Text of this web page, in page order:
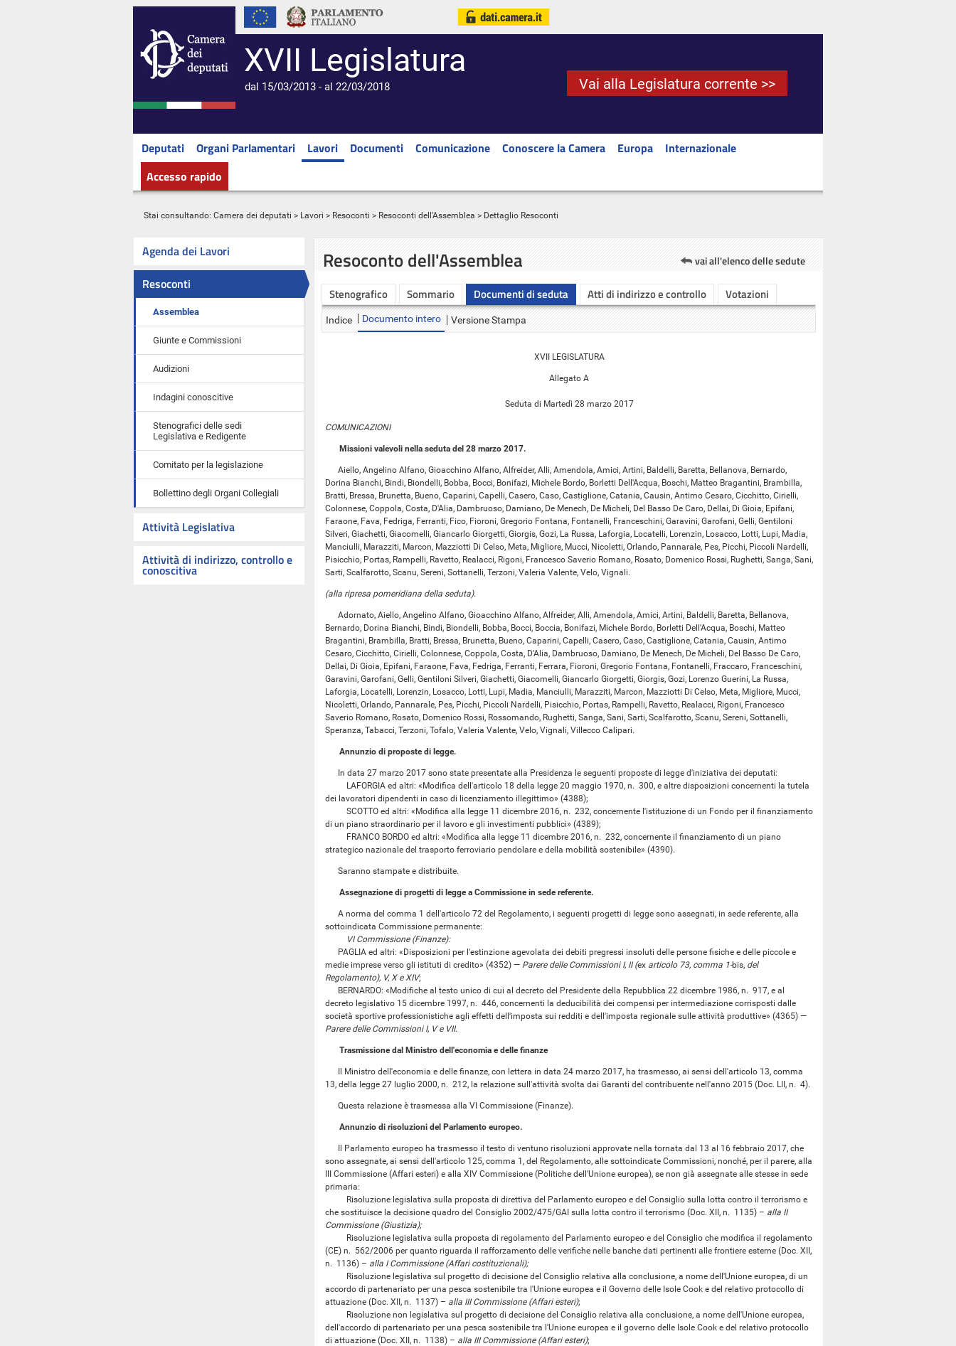
XVII Legislatura
dal 15/03/2013 - al 22/03/2018 Vai alla Legislatura corrente >>
Deputati Organi Parlamentari Lavori Documenti Comunicazione Conoscere la Camera Europa
Internazionale
Accesso rapido
Stai consultando: Camera dei deputati > Lavori > Resoconti > Resoconti dell'Assemblea > Dettaglio Resoconti
Agenda dei Lavori
Resoconti
Assemblea
Giunte e Commissioni
Audizioni
Indagini conoscitive
Stenografici delle sedi
Legislativa e Redigente
Comitato per la legislazione
Bollettino degli Organi Collegiali
Attività Legislativa
Attività di indirizzo, controllo e
conoscitiva
Resoconto dell'Assemblea vai all'elenco delle sedute
Stenografico Sommario Documenti di seduta Atti di indirizzo e controllo Votazioni
Indice Documento intero Versione Stampa
XVII LEGISLATURA
Allegato A
Seduta di Martedì 28 marzo 2017
COMUNICAZIONI
Missioni valevoli nella seduta del 28 marzo 2017.
Aiello, Angelino Alfano, Gioacchino Alfano, Alfreider, Alli, Amendola, Amici, Artini, Baldelli, Baretta, Bellanova, Bernardo,
Dorina Bianchi, Bindi, Biondelli, Bobba, Bocci, Bonifazi, Michele Bordo, Borletti Dell'Acqua, Boschi, Matteo Bragantini, Brambilla,
Bratti, Bressa, Brunetta, Bueno, Caparini, Capelli, Casero, Caso, Castiglione, Catania, Causin, Antimo Cesaro, Cicchitto, Cirielli,
Colonnese, Coppola, Costa, D'Alia, Dambruoso, Damiano, De Menech, De Micheli, Del Basso De Caro, Dellai, Di Gioia, Epifani,
Faraone, Fava, Fedriga, Ferranti, Fico, Fioroni, Gregorio Fontana, Fontanelli, Franceschini, Garavini, Garofani, Gelli, Gentiloni
Silveri, Giachetti, Giacomelli, Giancarlo Giorgetti, Giorgis, Gozi, La Russa, Laforgia, Locatelli, Lorenzin, Losacco, Lotti, Lupi, Madia,
Manciulli, Marazziti, Marcon, Mazziotti Di Celso, Meta, Migliore, Mucci, Nicoletti, Orlando, Pannarale, Pes, Picchi, Piccoli Nardelli,
Pisicchio, Portas, Rampelli, Ravetto, Realacci, Rigoni, Francesco Saverio Romano, Rosato, Domenico Rossi, Rughetti, Sanga, Sani,
Sarti, Scalfarotto, Scanu, Sereni, Sottanelli, Terzoni, Valeria Valente, Velo, Vignali.
(alla ripresa pomeridiana della seduta).
Adornato, Aiello, Angelino Alfano, Gioacchino Alfano, Alfreider, Alli, Amendola, Amici, Artini, Baldelli, Baretta, Bellanova,
Bernardo, Dorina Bianchi, Bindi, Biondelli, Bobba, Bocci, Boccia, Bonifazi, Michele Bordo, Borletti Dell'Acqua, Boschi, Matteo
Bragantini, Brambilla, Bratti, Bressa, Brunetta, Bueno, Caparini, Capelli, Casero, Caso, Castiglione, Catania, Causin, Antimo
Cesaro, Cicchitto, Cirielli, Colonnese, Coppola, Costa, D'Alia, Dambruoso, Damiano, De Menech, De Micheli, Del Basso De Caro,
Dellai, Di Gioia, Epifani, Faraone, Fava, Fedriga, Ferranti, Ferrara, Fioroni, Gregorio Fontana, Fontanelli, Fraccaro, Franceschini,
Garavini, Garofani, Gelli, Gentiloni Silveri, Giachetti, Giacomelli, Giancarlo Giorgetti, Giorgis, Gozi, Lorenzo Guerini, La Russa,
Laforgia, Locatelli, Lorenzin, Losacco, Lotti, Lupi, Madia, Manciulli, Marazziti, Marcon, Mazziotti Di Celso, Meta, Migliore, Mucci,
Nicoletti, Orlando, Pannarale, Pes, Picchi, Piccoli Nardelli, Pisicchio, Portas, Rampelli, Ravetto, Realacci, Rigoni, Francesco
Saverio Romano, Rosato, Domenico Rossi, Rossomando, Rughetti, Sanga, Sani, Sarti, Scalfarotto, Scanu, Sereni, Sottanelli,
Speranza, Tabacci, Terzoni, Tofalo, Valeria Valente, Velo, Vignali, Villecco Calipari.
Annunzio di proposte di legge.
In data 27 marzo 2017 sono state presentate alla Presidenza le seguenti proposte di legge d'iniziativa dei deputati:
LAFORGIA ed altri: «Modifica dell'articolo 18 della legge 20 maggio 1970, n. 300, e altre disposizioni concernenti la tutela
dei lavoratori dipendenti in caso di licenziamento illegittimo» (4388);
SCOTTO ed altri: «Modifica alla legge 11 dicembre 2016, n. 232, concernente l'istituzione di un Fondo per il finanziamento
di un piano straordinario per il lavoro e gli investimenti pubblici» (4389);
FRANCO BORDO ed altri: «Modifica alla legge 11 dicembre 2016, n. 232, concernente il finanziamento di un piano
strategico nazionale del trasporto ferroviario pendolare e della mobilità sostenibile» (4390).
Saranno stampate e distribuite.
Assegnazione di progetti di legge a Commissione in sede referente.
A norma del comma 1 dell'articolo 72 del Regolamento, i seguenti progetti di legge sono assegnati, in sede referente, alla
sottoindicata Commissione permanente:
VI Commissione (Finanze):
PAGLIA ed altri: «Disposizioni per l'estinzione agevolata dei debiti pregressi insoluti delle persone fisiche e delle piccole e
medie imprese verso gli istituti di credito» (4352) — Parere delle Commissioni I, II (ex articolo 73, comma 1-bis, del
Regolamento), V, X e XIV;
BERNARDO: «Modifiche al testo unico di cui al decreto del Presidente della Repubblica 22 dicembre 1986, n. 917, e al
decreto legislativo 15 dicembre 1997, n. 446, concernenti la deducibilità dei compensi per intermediazione corrisposti dalle
società sportive professionistiche agli effetti dell'imposta sui redditi e dell'imposta regionale sulle attività produttive» (4365) —
Parere delle Commissioni I, V e VII.
Trasmissione dal Ministro dell'economia e delle finanze
Il Ministro dell'economia e delle finanze, con lettera in data 24 marzo 2017, ha trasmesso, ai sensi dell'articolo 13, comma
13, della legge 27 luglio 2000, n. 212, la relazione sull'attività svolta dai Garanti del contribuente nell'anno 2015 (Doc. LII, n. 4).
Questa relazione è trasmessa alla VI Commissione (Finanze).
Annunzio di risoluzioni del Parlamento europeo.
Il Parlamento europeo ha trasmesso il testo di ventuno risoluzioni approvate nella tornata dal 13 al 16 febbraio 2017, che
sono assegnate, ai sensi dell'articolo 125, comma 1, del Regolamento, alle sottoindicate Commissioni, nonché, per il parere, alla
III Commissione (Affari esteri) e alla XIV Commissione (Politiche dell'Unione europea), se non già assegnate alle stesse in sede
primaria:
Risoluzione legislativa sulla proposta di direttiva del Parlamento europeo e del Consiglio sulla lotta contro il terrorismo e
che sostituisce la decisione quadro del Consiglio 2002/475/GAI sulla lotta contro il terrorismo (Doc. XII, n. 1135) – alla II
Commissione (Giustizia);
Risoluzione legislativa sulla proposta di regolamento del Parlamento europeo e del Consiglio che modifica il regolamento
(CE) n. 562/2006 per quanto riguarda il rafforzamento delle verifiche nelle banche dati pertinenti alle frontiere esterne (Doc. XII,
n. 1136) – alla I Commissione (Affari costituzionali);
Risoluzione legislativa sul progetto di decisione del Consiglio relativa alla conclusione, a nome dell'Unione europea, di un
accordo di partenariato per una pesca sostenibile tra l'Unione europea e il Governo delle Isole Cook e del relativo protocollo di
attuazione (Doc. XII, n. 1137) – alla III Commissione (Affari esteri);
Risoluzione non legislativa sul progetto di decisione del Consiglio relativa alla conclusione, a nome dell'Unione europea,
dell'accordo di partenariato per una pesca sostenibile tra l'Unione europea e il governo delle Isole Cook e del relativo protocollo
di attuazione (Doc. XII, n. 1138) – alla III Commissione (Affari esteri);